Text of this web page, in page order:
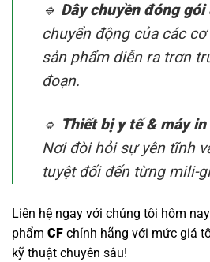
🔹 Dây chuyền đóng
chuyển động của các
sản phẩm diễn ra trơn
đoạn.
🔹 Thiết bị y tế & máy
Nơi đòi hỏi sự yên tĩnh
tuyệt đối đến từng mili-
Liên hệ ngay với chúng tôi hôm
phẩm CF chính hãng với mức giá
kỹ thuật chuyên sâu!